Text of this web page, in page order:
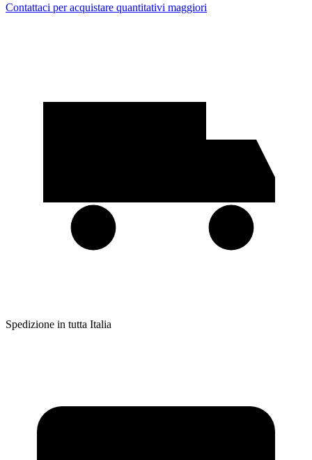
Contattaci per acquistare quantitativi maggiori
Spedizione in tutta Italia